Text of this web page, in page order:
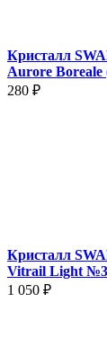
Кристалл
Aurore
280 ₽
Кристалл
Vitrail Light
1 050 ₽